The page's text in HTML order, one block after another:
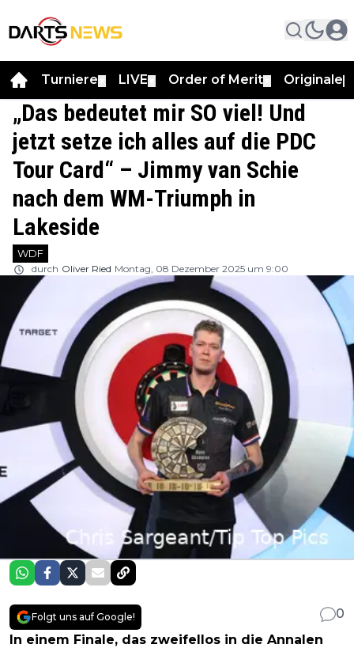
Turniere LIVE Order of Merit Originale
„Das bedeutet mir SO viel! Und
jetzt setze ich alles auf die PDC
Tour Card“ – Jimmy van Schie
nach dem WM-Triumph in
Lakeside
WDF
durch Oliver Ried Montag, 08 Dezember 2025 um 9:00
Folgt uns auf Google!
0
In einem Finale, das zweifellos in die Annalen